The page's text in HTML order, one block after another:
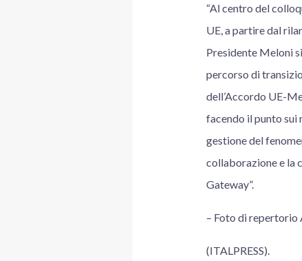
“Al centro del
UE, a partire dal
Presidente Meloni
percorso di
dell’Accordo UE-
facendo il punto sui
gestione del
collaborazione e la
Gateway”.
– Foto di repertorio
(ITALPRESS).